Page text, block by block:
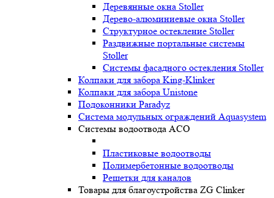
Деревянные окна Stoller
Дерево-алюминиевые окна Stoller
Структурное остекление Stoller
Раздвижные портальные системы
Stoller
Системы фасадного остекления Stoller
Колпаки для забора King-Klinker
Колпаки для забора Unistone
Подоконники Paradyz
Система модульных ограждений Aquasystem
Системы водоотвода ACO
Пластиковые водоотводы
Полимербетонные водоотводы
Решетки для каналов
Товары для благоустройства ZG Clinker